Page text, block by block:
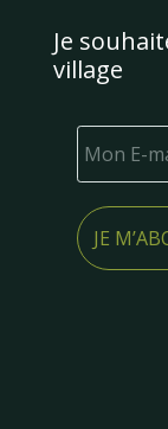
Je
village